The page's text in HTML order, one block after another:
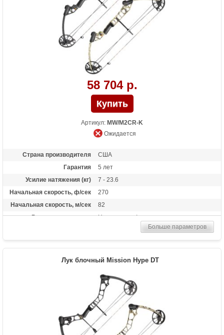
58 704 р.
Артикул: MW/M2CR-K
Ожидается
Страна производителя
США
Гарантия
5 лет
Усилие натяжения (кг)
7 - 23.6
Начальная скорость, ф/сек
270
Начальная скорость, м/сек
82
Рекомендуется для
Начинающих/опытных
Длина растяжки
17 - 30
1.3
Развлечение, охота
Больше параметров
Лук блочный Mission Hype DT